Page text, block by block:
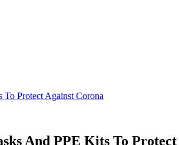
Protect Against Corona
And PPE Kits To Protect